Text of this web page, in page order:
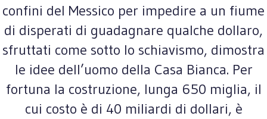
confini del Messico per impedire a un fiume
di disperati di guadagnare qualche dollaro,
sfruttati come sotto lo schiavismo, dimostra
le idee dell’uomo della Casa Bianca. Per
fortuna la costruzione, lunga 650 miglia, il
cui costo è di 40 miliardi di dollari, è